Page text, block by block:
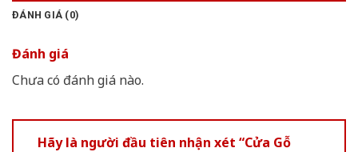
ĐÁNH GIÁ (0)
Đánh giá
Chưa có đánh giá nào.
Hãy là người đầu tiên nhận xét “Cửa Gỗ